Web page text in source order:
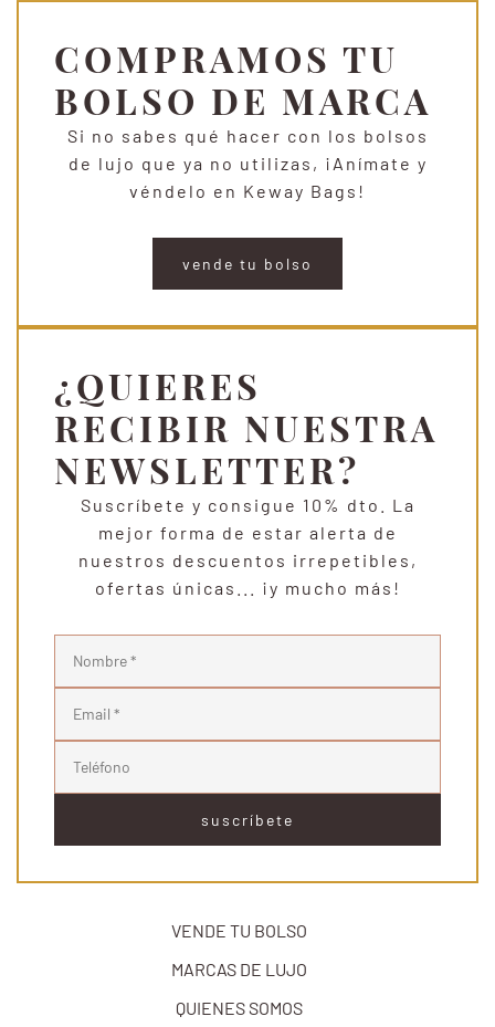
COMPRAMOS TU
BOLSO DE MARCA
Si no sabes qué hacer con los bolsos
de lujo que ya no utilizas, ¡Anímate y
véndelo en Keway Bags!
vende tu bolso
¿QUIERES
RECIBIR NUESTRA
NEWSLETTER?
Suscríbete y consigue 10% dto. La
mejor forma de estar alerta de
nuestros descuentos irrepetibles,
ofertas únicas... ¡y mucho más!
VENDE TU BOLSO
MARCAS DE LUJO
QUIENES SOMOS